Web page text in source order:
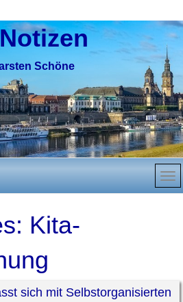
Schöne
Kita-
sich mit Selbstorganisierten